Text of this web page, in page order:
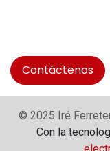
Contáctenos
© 2025 Iré
Con la